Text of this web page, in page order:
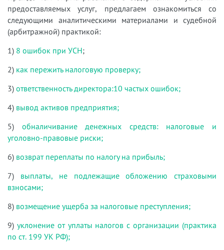
предоставляемых услуг, предлагаем ознакомиться со
следующими аналитическими материалами и судебной
(арбитражной) практикой:
1) 8 ошибок при УСН;
2) как пережить налоговую проверку;
3) ответственность директора:10 частых ошибок;
4) вывод активов предприятия;
5) обналичивание денежных средств: налоговые и
уголовно-правовые риски;
6) возврат переплаты по налогу на прибыль;
7) выплаты, не подлежащие обложению страховыми
взносами;
8) возмещение ущерба за налоговые преступления;
9) уклонение от уплаты налогов с организации (практика
по ст. 199 УК РФ);